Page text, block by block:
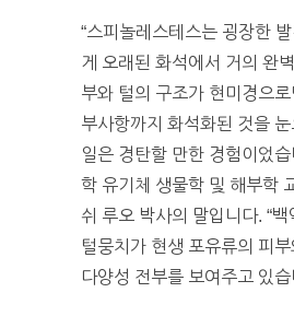
“스피놀레스테스는 굉장한
게 오래된 화석에서 거의 완
부와 털의 구조가 현미경으로
부사항까지 화석화된 것을
일은 경탄할 만한 경험이었습
학 유기체 생물학 및 해부학
쉬 루오 박사의 말입니다. “백
털뭉치가 현생 포유류의 피
다양성 전부를 보여주고 있습